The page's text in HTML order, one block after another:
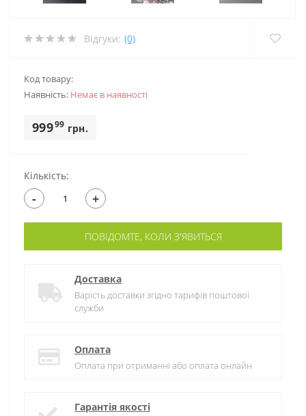
Відгуки: (0)
Код товару:
Наявність: Немає в наявностi
99999 грн.
Кількість:
- +
ПОВІДОМТЕ, КОЛИ З'ЯВИТЬСЯ
Доставка
Варість доставки згідно тарифів поштової
служби
Оплата
Оплата при отриманні або оплата онлайн
Гарантія якості